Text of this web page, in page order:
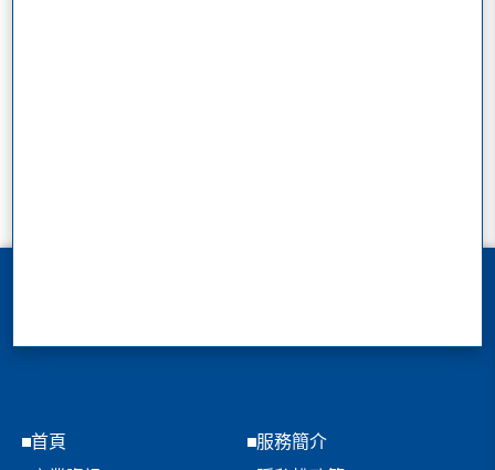
首頁
服務簡介